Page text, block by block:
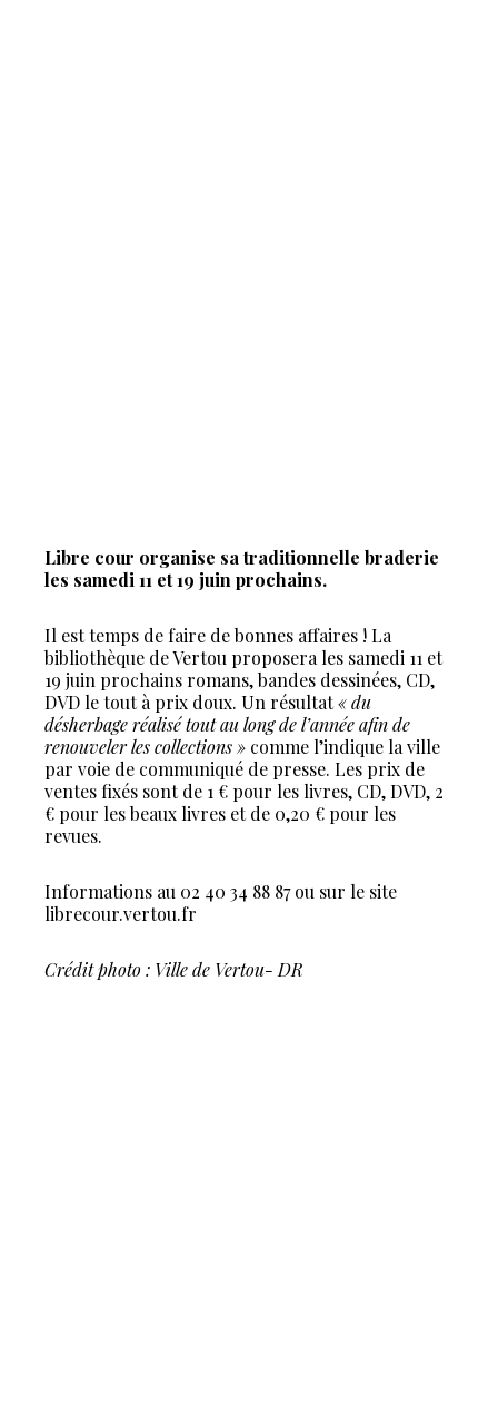
Libre cour organise sa traditionnelle braderie
les samedi 11 et 19 juin prochains.
Il est temps de faire de bonnes affaires ! La
bibliothèque de Vertou proposera les samedi 11 et
19 juin prochains romans, bandes dessinées, CD,
DVD le tout à prix doux. Un résultat« du
désherbage réalisé tout au long de l’année afin de
renouveler les collections » comme l’indique la ville
par voie de communiqué de presse. Les prix de
ventes fixés sont de 1 € pour les livres, CD, DVD, 2
€ pour les beaux livres et de 0,20 € pour les
revues.
Informations au 02 40 34 88 87 ou sur le site
librecour.vertou.fr
Crédit photo : Ville de Vertou- DR